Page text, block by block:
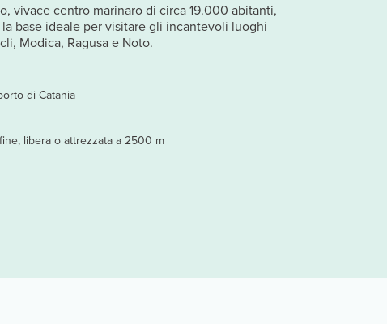
di Catania
libera o attrezzata a 2500 m
vivace centro marinaro di circa 19.000 abitanti,
base ideale per visitare gli incantevoli luoghi
Modica, Ragusa e Noto.